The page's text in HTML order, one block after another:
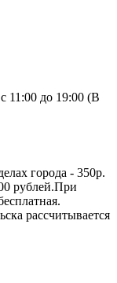
11:00 до 19:00 (В
города - 350р.
рублей.При
рассчитывается